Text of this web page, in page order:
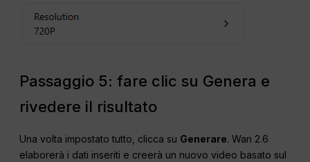
Passaggio 5: fare clic su Genera e
rivedere il risultato
Una volta impostato tutto, clicca su Generare. Wan 2.6
elaborerà i dati inseriti e creerà un nuovo video basato sul